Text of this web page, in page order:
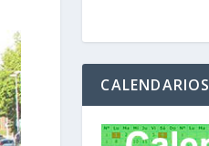
CALENDARIOS